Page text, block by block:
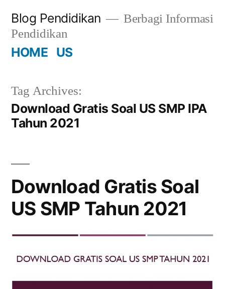
content
Blog Pendidikan
Berbagi Informasi
Pendidikan
HOME US
Tag Archives:
Download Gratis Soal US SMP IPA
Tahun 2021
Download Gratis Soal
US SMP Tahun 2021